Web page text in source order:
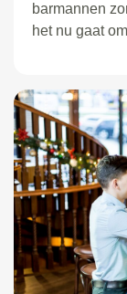
barmannen
het nu gaat